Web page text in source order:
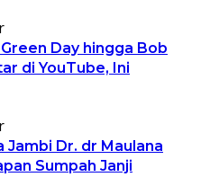
Day hingga Bob
di YouTube, Ini
Jambi Dr. dr Maulana
Sumpah Janji